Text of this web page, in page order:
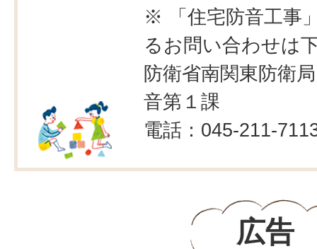
※ 「住宅防音工事
るお問い合わせは
防衛省南関東防衛
音第１課
電話：045-211-
広告